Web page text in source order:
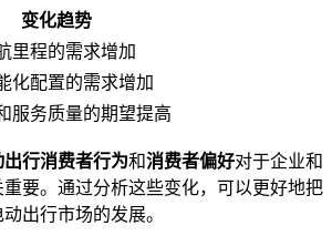
变化趋势
里程的需求增加
化配置的需求增加
服务质量的期望提高
出行消费者行为和消费者偏好对于企业和
要。通过分析这些变化，可以更好地把
出行市场的发展。